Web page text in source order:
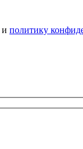
и политику